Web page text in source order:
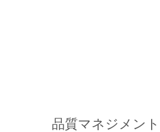
品質マネジメン